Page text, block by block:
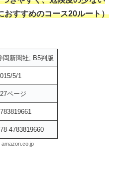
おすすめのコース20ルート）
岡新聞社; B5判版
5/1
ページ
4783819660
amazon.co.jp